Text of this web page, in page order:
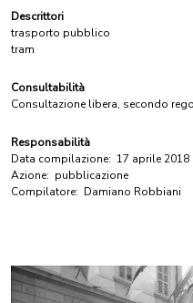
Descrittori
trasporto pubblico
tram
Consultabilità
Consultazione libera, secondo
Responsabilità
Data compilazione: 17 aprile 2018
Azione: pubblicazione
Compilatore: Damiano Robbiani